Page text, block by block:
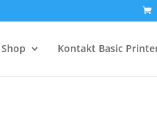
Shop Kontakt Basic